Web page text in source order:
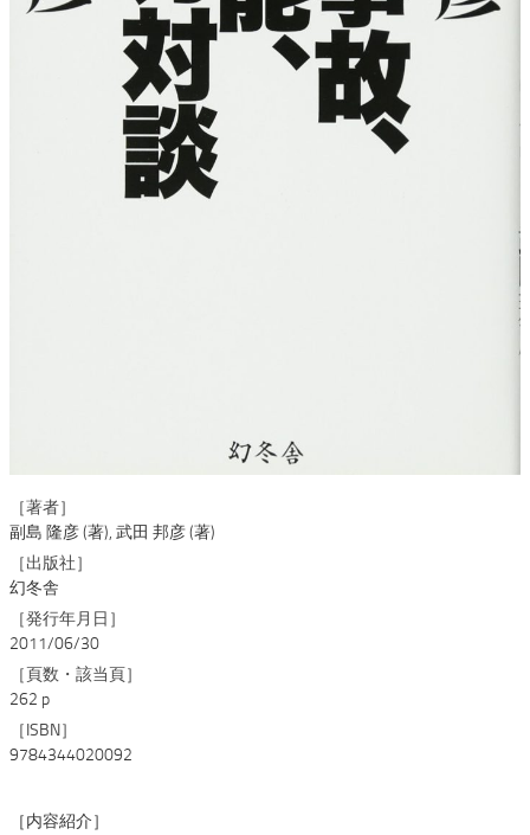
［著者］
副島 隆彦 (著), 武田 邦彦 (著)
［出版社］
幻冬舎
［発行年月日］
2011/06/30
［頁数・該当頁］
262 p
［ISBN］
9784344020092
［内容紹介］